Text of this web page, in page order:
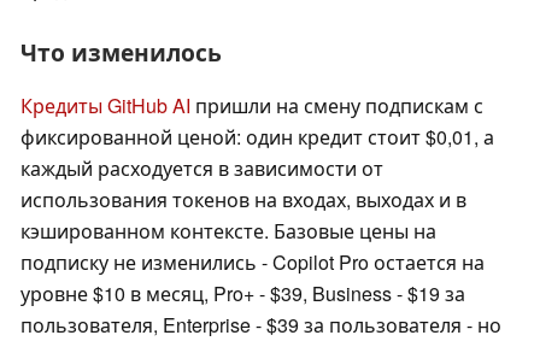
Что изменилось
Кредиты GitHub AI пришли на смену подпискам с
фиксированной ценой: один кредит стоит $0,01, а
каждый расходуется в зависимости от
использования токенов на входах, выходах и в
кэшированном контексте. Базовые цены на
подписку не изменились - Copilot Pro остается на
уровне $10 в месяц, Pro+ - $39, Business - $19 за
пользователя, Enterprise - $39 за пользователя - но